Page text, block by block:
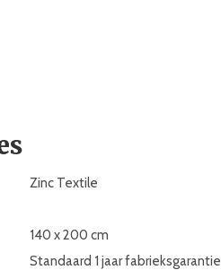
Zinc Textile
140 x 200 cm
Standaard 1 jaar fabrieksgarantie